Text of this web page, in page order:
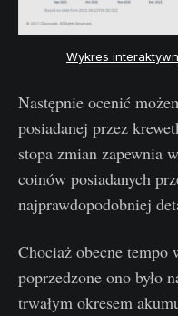
Wykres
Następnie ocenić
posiadanej przez
stopa zmian zapewnia
coinów posiadanych
najprawdopodobniej
Chociaż obecne tempo
poprzedzone ono było
trwałym okresem